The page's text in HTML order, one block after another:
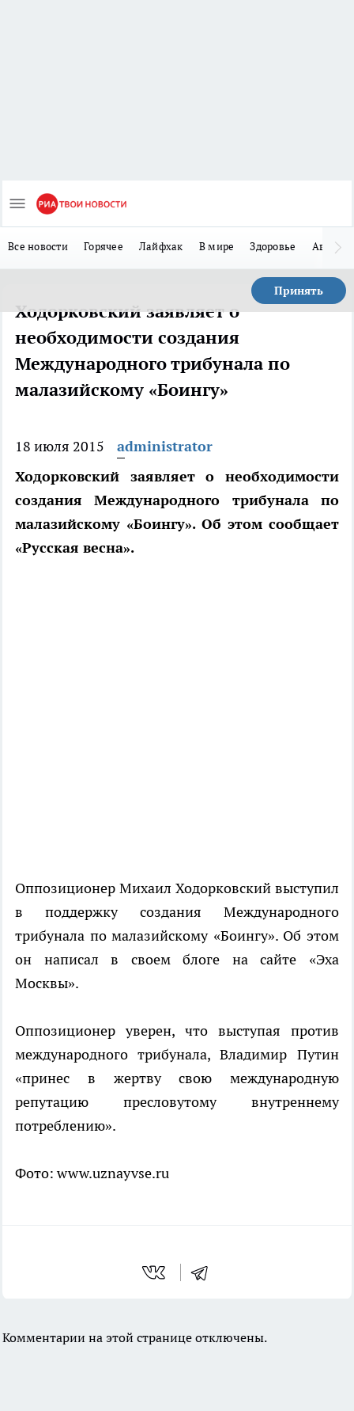
Все новости Горячее Лайфхак В мире Здоровье Авто
Принять
Ходорковский заявляет о
необходимости создания
Международного трибунала по
малазийскому «Боингу»
18 июля 2015
administrator
Ходорковский заявляет о необходимости
создания Международного трибунала по
малазийскому «Боингу». Об этом сообщает
«Русская весна».
Оппозиционер Михаил Ходорковский выступил
в поддержку создания Международного
трибунала по малазийскому «Боингу». Об этом
он написал в своем блоге на сайте «Эха
Москвы».
Оппозиционер уверен, что выступая против
международного трибунала, Владимир Путин
«принес в жертву свою международную
репутацию пресловутому внутреннему
потреблению».
Фото: www.uznayvse.ru
Комментарии на этой странице отключены.